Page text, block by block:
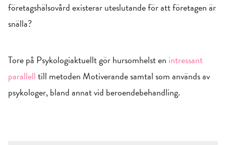
företagshälsovård existerar uteslutande för att företagen är
snälla?
Tore på Psykologiaktuellt gör hursomhelst en intressant
parallelltill metoden Motiverande samtal som används av
psykologer, bland annat vid beroendebehandling.